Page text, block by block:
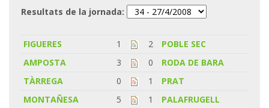
Resultats de la jornada:
FIGUERES 1 2
POBLE SEC
AMPOSTA
3 0
RODA DE BARA
TÀRREGA
0 1
PRAT
MONTAÑESA
5 1
PALAFRUGELL